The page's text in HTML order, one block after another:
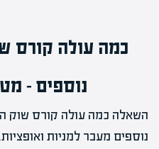
כמה עולה קורס
נוספים –
השאלה כמה עולה קורס שוק
נוספים מעבר למניות